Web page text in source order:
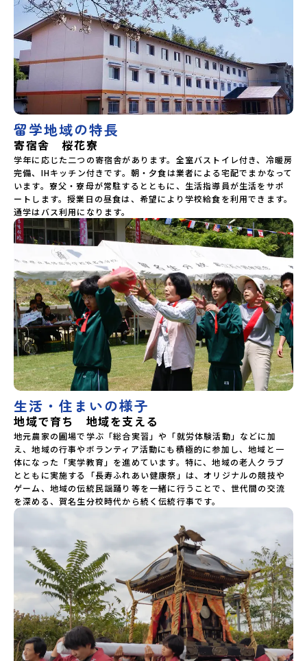
留学地域の特長
寄宿舎 桜花寮
学年に応じた二つの寄宿舎があります。全室バストイレ付き、冷暖房
完備、IHキッチン付きです。朝・夕食は業者による宅配でまかなって
います。寮父・寮母が常駐するとともに、生活指導員が生活をサポ
ートします。授業日の昼食は、希望により学校給食を利用できます。
通学はバス利用になります。
生活・住まいの様子
地域で育ち 地域を支える
地元農家の圃場で学ぶ「総合実習」や「就労体験活動」などに加
え、地域の行事やボランティア活動にも積極的に参加し、地域と一
体になった「実学教育」を進めています。特に、地域の老人クラブ
とともに実施する「長寿ふれあい健康祭」は、オリジナルの競技や
ゲーム、地域の伝統民謡踊り等を一緒に行うことで、世代間の交流
を深める、賀名生分校時代から続く伝統行事です。